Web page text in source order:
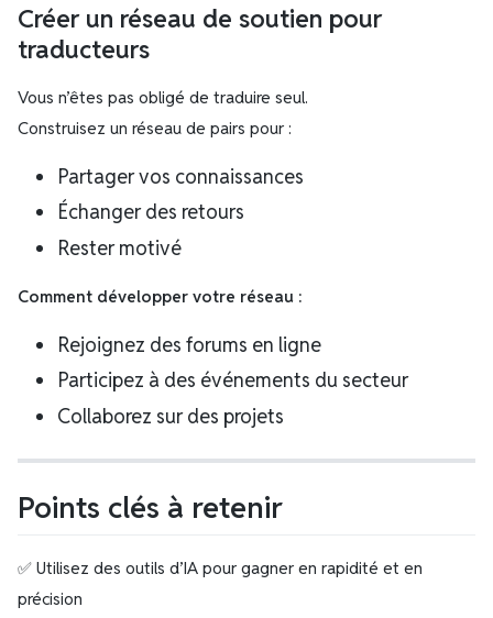
Créer un réseau de soutien pour
traducteurs
Vous n’êtes pas obligé de traduire seul.
Construisez un réseau de pairs pour :
Partager vos connaissances
Échanger des retours
Rester motivé
Comment développer votre réseau :
Rejoignez des forums en ligne
Participez à des événements du secteur
Collaborez sur des projets
Points clés à retenir
✅ Utilisez des outils d’IA pour gagner en rapidité et en
précision